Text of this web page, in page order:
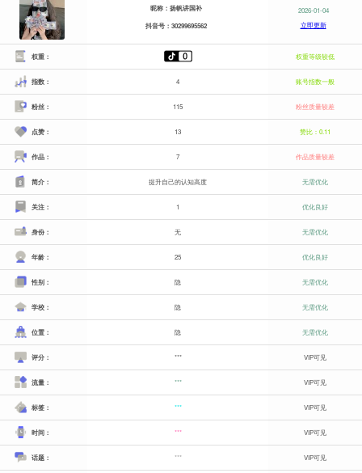
昵称：扬帆讲国补
抖音号：30299695562
2026-01-04
立即更新
权重： 权重等级较低
指数： 4 账号指数一般
粉丝： 115 粉丝质量较差
点赞： 13 赞比：0.11
作品： 7 作品质量较差
简介： 提升自己的认知高度 无需优化
关注： 1 优化良好
身份： 无 无需优化
年龄： 25 优化良好
性别： 隐 无需优化
学校： 隐 无需优化
位置： 隐 无需优化
评分： *** VIP可见
流量： *** VIP可见
标签： *** VIP可见
时间： *** VIP可见
话题： *** VIP可见